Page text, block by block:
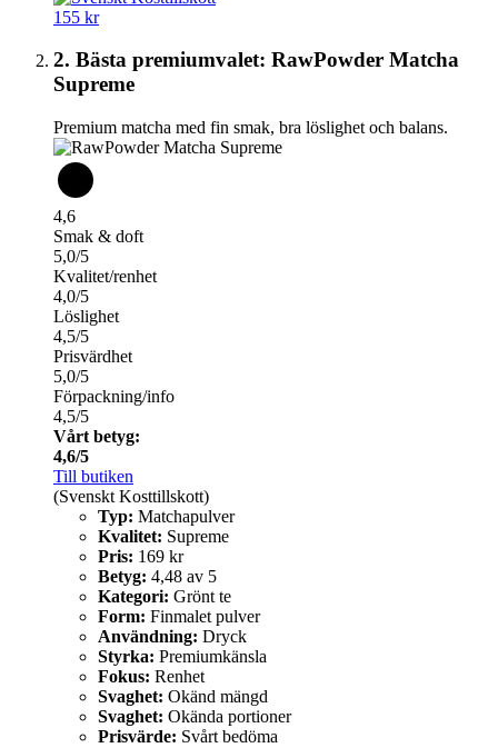
155 kr
2. Bästa premiumvalet: RawPowder Matcha
Supreme
Premium matcha med fin smak, bra löslighet och balans.
4,6
Smak & doft
5,0/5
Kvalitet/renhet
4,0/5
Löslighet
4,5/5
Prisvärdhet
5,0/5
Förpackning/info
4,5/5
Vårt betyg:
4,6/5
Till butiken
(Svenskt Kosttillskott)
Typ: Matchapulver
Kvalitet: Supreme
Pris: 169 kr
Betyg: 4,48 av 5
Kategori: Grönt te
Form: Finmalet pulver
Användning: Dryck
Styrka: Premiumkänsla
Fokus: Renhet
Svaghet: Okänd mängd
Svaghet: Okända portioner
Prisvärde: Svårt bedöma